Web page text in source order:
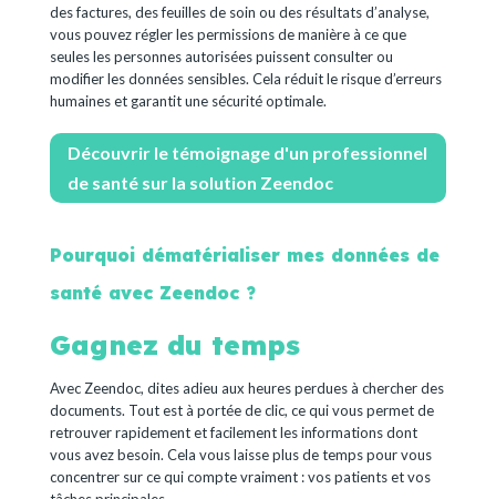
des factures, des feuilles de soin ou des résultats d’analyse,
vous pouvez régler les permissions de manière à ce que
seules les personnes autorisées puissent consulter ou
modifier les données sensibles. Cela réduit le risque d’erreurs
humaines et garantit une sécurité optimale.
Découvrir le témoignage d'un professionnel
de santé sur la solution Zeendoc
Pourquoi dématérialiser mes données de
santé avec Zeendoc ?
Gagnez du temps
Avec Zeendoc, dites adieu aux heures perdues à chercher des
documents. Tout est à portée de clic, ce qui vous permet de
retrouver rapidement et facilement les informations dont
vous avez besoin. Cela vous laisse plus de temps pour vous
concentrer sur ce qui compte vraiment : vos patients et vos